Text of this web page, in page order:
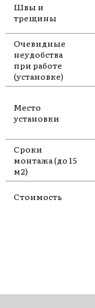
Швы и
трещины
Очевидные
неудобства
при работе
(установке)
Место
установки
Сроки
монтажа (до 15
м2)
Стоимость